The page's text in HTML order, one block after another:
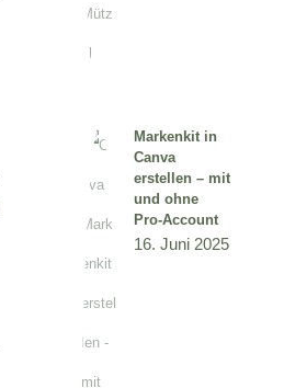
Markenkit in
Canva
erstellen – mit
und ohne
Pro-Account
16. Juni 2025